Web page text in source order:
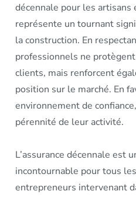
décennale pour les
représente un tournant
la construction. En
professionnels ne
clients, mais renforcent
position sur le marché. En
environnement de
pérennité de leur activité.
L’assurance décennale est
incontournable pour tous
entrepreneurs intervenant